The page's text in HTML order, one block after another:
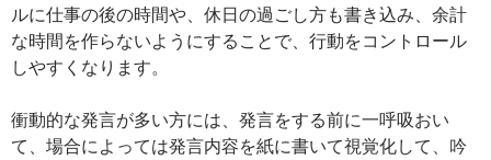
ルに仕事の後の時間や、休日の過ごし方も書き込み、余計
な時間を作らないようにすることで、行動をコントロール
しやすくなります。
衝動的な発言が多い方には、発言をする前に一呼吸おい
て、場合によっては発言内容を紙に書いて視覚化して、吟